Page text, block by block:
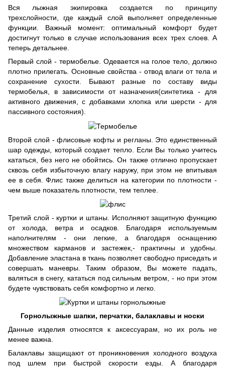
Вся лыжная экипировка создается по принципу
трехслойности, где каждый слой выполняет определенные
функции. Важный момент: оптимальный комфорт будет
достигнут только в случае использования всех трех слоев. А
теперь детальнее.
Первый слой - термобелье. Одевается на голое тело, должно
плотно прилегать. Основные свойства - отвод влаги от тела и
сохранение сухости. Бывают разные по составу виды
термобелья, в зависимости от назначения(синтетика - для
активного движения, с добавками хлопка или шерсти - для
пассивного состояния).
Второй слой - флисовые кофты и регланы. Это единственный
шар одежды, который создает тепло. Если Вы только учитесь
кататься, без него не обойтись. Он также отлично пропускает
сквозь себя избыточную влагу наружу, при этом не впитывая
ее в себя. Флис также делиться на категории по плотности -
чем выше показатель плотности, тем теплее.
Третий слой - куртки и штаны. Исполняют защитную функцию
от холода, ветра и осадков. Благодаря используемым
наполнителям - они легкие, а благодаря оснащению
множеством карманов и застежек,- практичны и удобны.
Добавление эластана в ткань позволяет свободно приседать и
совершать маневры. Таким образом, Вы можете падать,
валяться в снегу, кататься под сильным ветром, - но при этом
будете чувствовать себя комфортно и легко.
Горнолыжные шапки, перчатки, балаклавы и носки
Данные изделия относятся к аксессуарам, но их роль не
менее важна.
Балаклавы защищают от проникновения холодного воздуха
под шлем при быстрой скорости езды. А благодаря